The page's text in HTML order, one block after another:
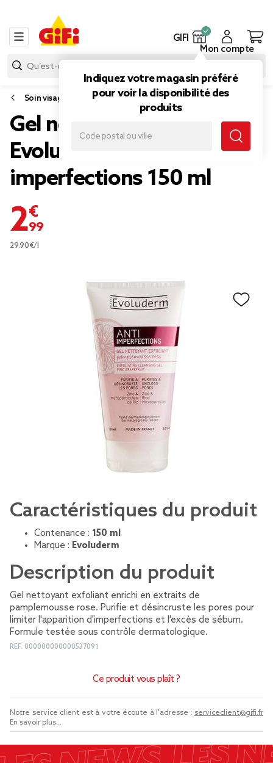
GIFI
Indiquez votre magasin préféré
pour voir la disponibilité des
produits
Mon compte
Soin visage et corps
Gel nettoyant exfoliant
Evoluderm anti
imperfections 150 ml
2,99 €
29.90€/l
Caractéristiques du produit
Contenance : 150 ml
Marque : Evoluderm
Description du produit
Gel nettoyant exfoliant enrichi en extraits de
pamplemousse rose. Purifie et désincruste les pores pour
limiter l'apparition d'imperfections et l'excès de sébum.
Formule testée sous contrôle dermatologique.
REF. 000000000000537091
Ce produit vous plaît ?
Notre service client est à votre écoute à l'adresse : serviceclient@gifi.fr
En savoir plus...